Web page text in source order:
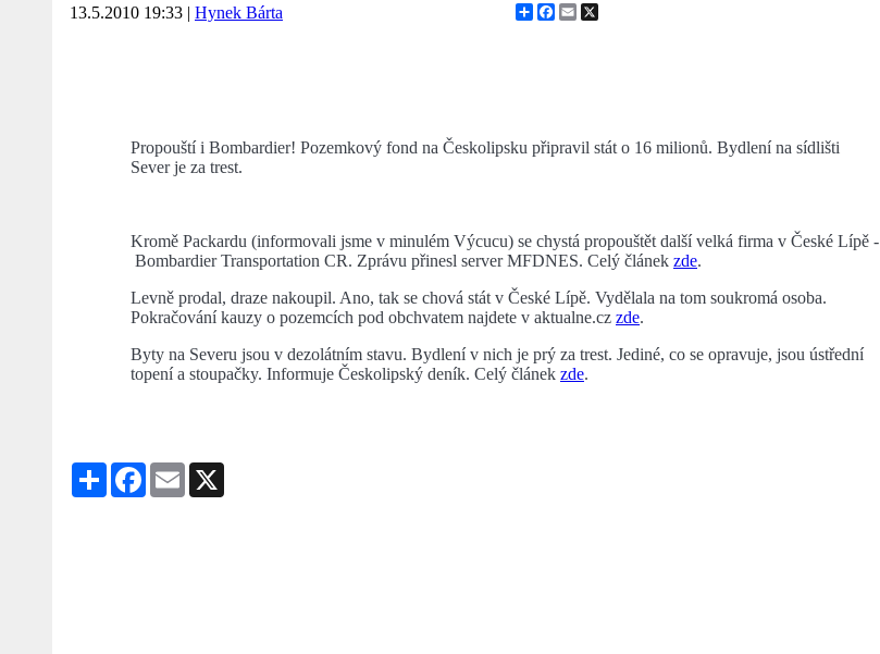
13.5.2010 19:33 | Hynek Bárta ShareFacebook
Email
Propouští i Bombardier! Pozemkový fond na Českolipsku připravil stát o 16 milionů. Bydlení na sídlišti
Sever je za trest.
Kromě Packardu (informovali jsme v minulém Výcucu) se chystá propouštět další velká firma v České Lípě -
Bombardier Transportation CR. Zprávu přinesl server MFDNES. Celý článek zde.
Levně prodal, draze nakoupil. Ano, tak se chová stát v České Lípě. Vydělala na tom soukromá osoba.
Pokračování kauzy o pozemcích pod obchvatem najdete v aktualne.cz zde.
Byty na Severu jsou v dezolátním stavu. Bydlení v nich je prý za trest. Jediné, co se opravuje, jsou ústřední
topení a stoupačky. Informuje Českolipský deník. Celý článek zde.
Share Facebook
Email